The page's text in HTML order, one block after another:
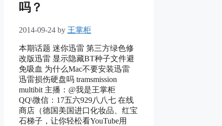
吗？
2014-09-24 by 王掌柜
本期话题 迷你迅雷 第三方绿色修
改版迅雷 显示隐藏BT种子文件避
免吸血 为什么Mac不要安装迅雷
迅雷损伤硬盘吗 tramsmission
multibit 主播：@我是王掌柜
QQ\微信：17五六929八八七 在线
商店（德国美国进口化妆品、红宝
石梯子，让你轻松看YouTube用